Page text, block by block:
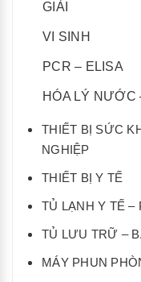
GIẢI
VI SINH
PCR – ELISA
HÓA LÝ NƯỚC
THIẾT BỊ SỨC
NGHIỆP
THIẾT BỊ Y TẾ
TỦ LẠNH Y TẾ –
TỦ LƯU TRỮ –
MÁY PHUN